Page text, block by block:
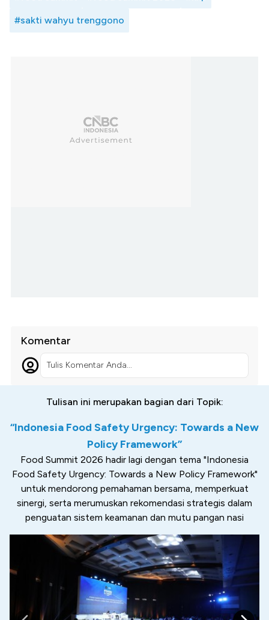
#sakti wahyu trenggono
Komentar
Tulis Komentar Anda...
Tulisan ini merupakan bagian dari Topik:
“Indonesia Food Safety Urgency: Towards a New
Policy Framework”
Food Summit 2026 hadir lagi dengan tema "Indonesia
Food Safety Urgency: Towards a New Policy Framework"
untuk mendorong pemahaman bersama, memperkuat
sinergi, serta merumuskan rekomendasi strategis dalam
penguatan sistem keamanan dan mutu pangan nasi